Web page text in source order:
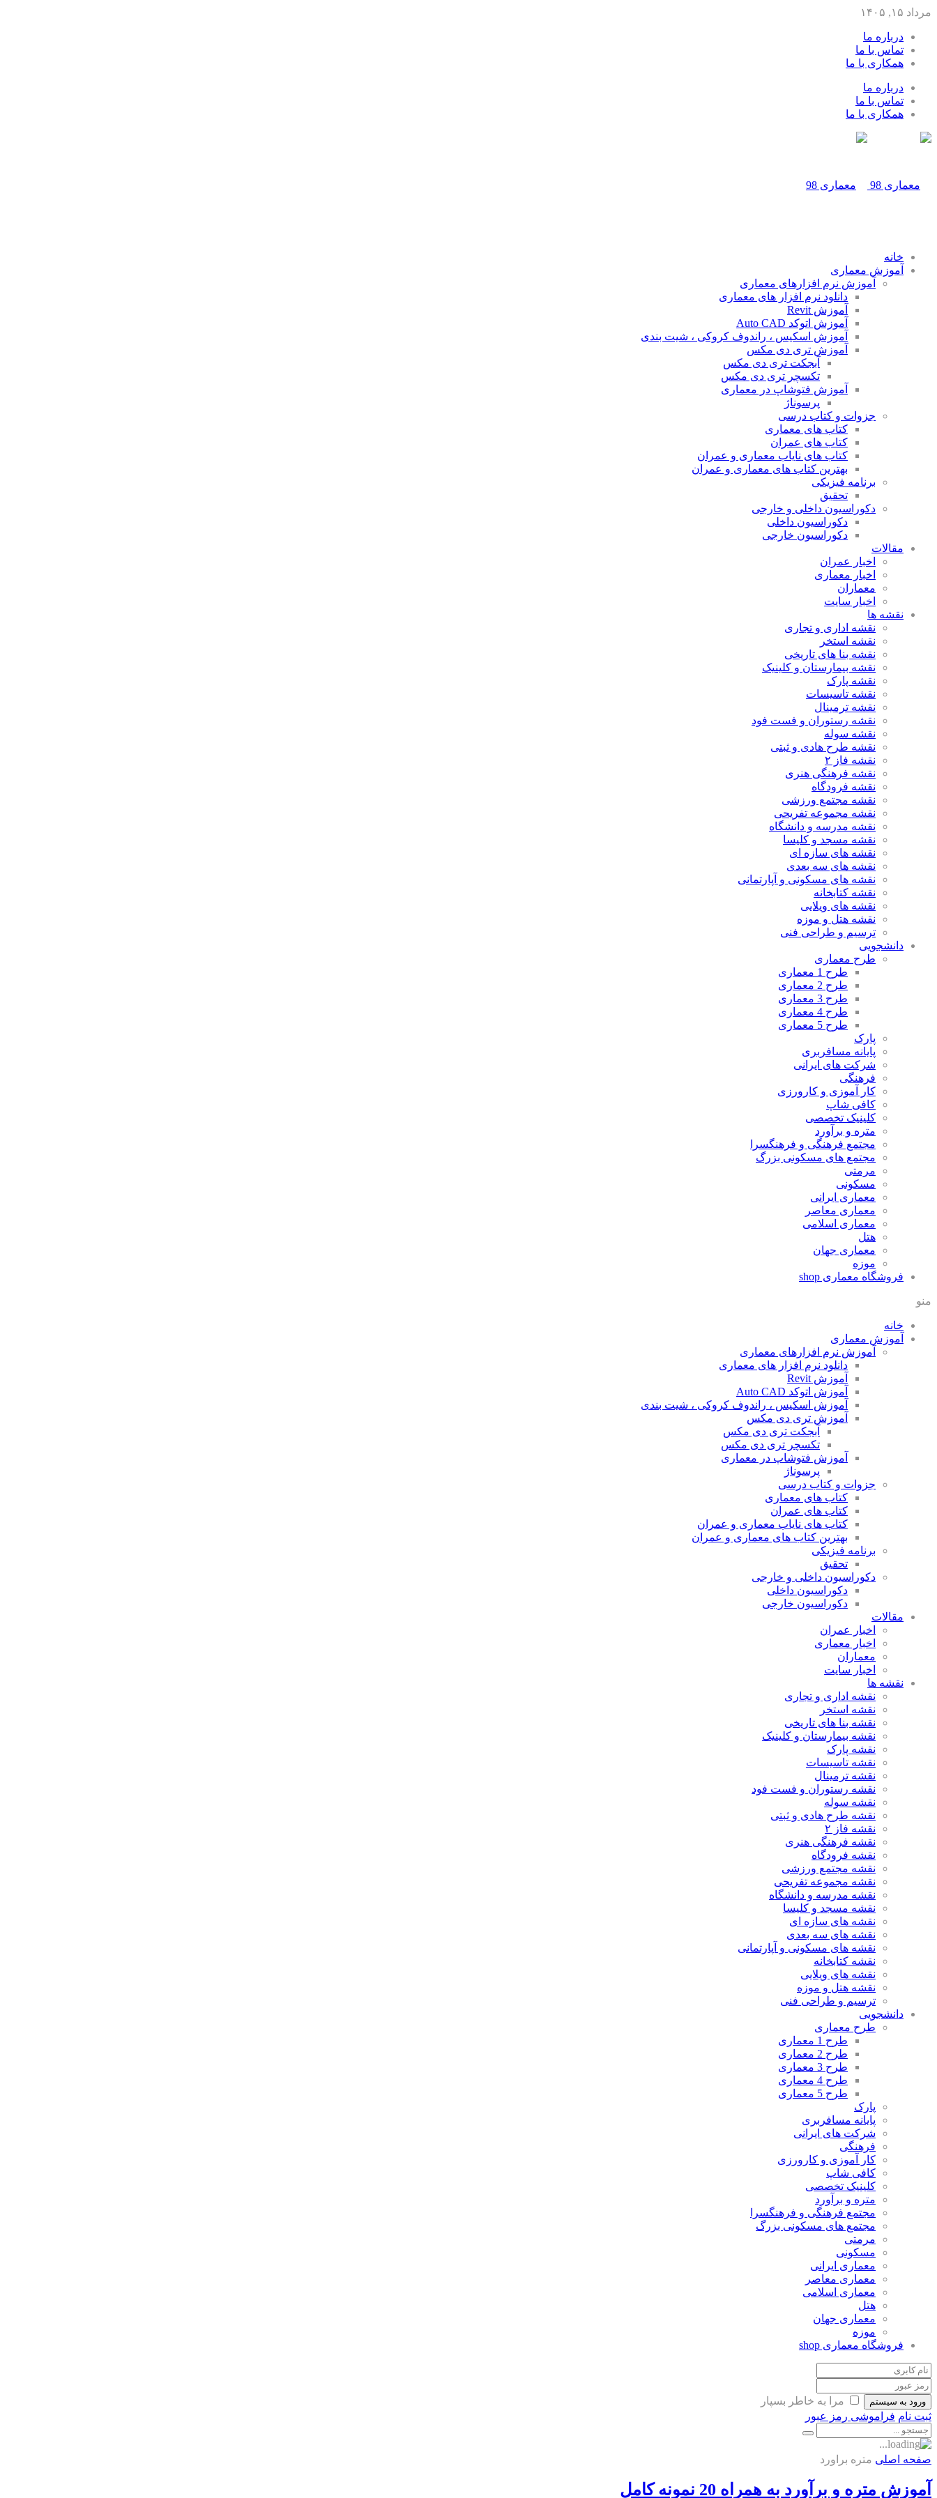
مرداد ۱۵, ۱۴۰۵
درباره ما
تماس با ما
همکاری با ما
درباره ما
تماس با ما
همکاری با ما
خانه
آموزش معماری
آموزش نرم افزارهای معماری
دانلود نرم افزار های معماری
آموزش Revit
آموزش اتوکد Auto CAD
آموزش اسکیس ، راندوف کروکی ، شیت بندی
آموزش تری دی مکس
آبجکت تری دی مکس
تکسچر تری دی مکس
آموزش فتوشاپ در معماری
پرسوناژ
جزوات و کتاب درسی
کتاب های معماری
کتاب های عمران
کتاب های نایاب معماری و عمران
بهترین کتاب های معماری و عمران
برنامه فیزیکی
تحقیق
دکوراسیون داخلی و خارجی
دکوراسیون داخلی
دکوراسیون خارجی
مقالات
اخبار عمران
اخبار معماری
معماران
اخبار سایت
نقشه ها
نقشه اداری و تجاری
نقشه استخر
نقشه بنا های تاریخی
نقشه بیمارستان و کلینیک
نقشه پارک
نقشه تاسیسات
نقشه ترمینال
نقشه رستوران و فست فود
نقشه سوله
نقشه طرح هادی و ثبتی
نقشه فاز ۲
نقشه فرهنگی هنری
نقشه فرودگاه
نقشه مجتمع ورزشی
نقشه مجموعه تفریحی
نقشه مدرسه و دانشگاه
نقشه مسجد و کلیسا
نقشه های سازه ای
نقشه های سه بعدی
نقشه های مسکونی و آپارتمانی
نقشه کتابخانه
نقشه های ویلایی
نقشه هتل و موزه
ترسیم و طراحی فنی
دانشجویی
طرح معماری
طرح 1 معماری
طرح 2 معماری
طرح 3 معماری
طرح 4 معماری
طرح 5 معماری
پارک
پایانه مسافربری
شرکت های ایرانی
فرهنگی
کار آموزی و کارورزی
کافی شاپ
کلینیک تخصصی
متره و برآورد
مجتمع فرهنگی و فرهنگسرا
مجتمع های مسکونی بزرگ
مرمتی
مسکونی
معماری ایرانی
معماری معاصر
معماری اسلامی
هتل
معماری جهان
موزه
فروشگاه معماری shop
منو
خانه
آموزش معماری
آموزش نرم افزارهای معماری
دانلود نرم افزار های معماری
آموزش Revit
آموزش اتوکد Auto CAD
آموزش اسکیس ، راندوف کروکی ، شیت بندی
آموزش تری دی مکس
آبجکت تری دی مکس
تکسچر تری دی مکس
آموزش فتوشاپ در معماری
پرسوناژ
جزوات و کتاب درسی
کتاب های معماری
کتاب های عمران
کتاب های نایاب معماری و عمران
بهترین کتاب های معماری و عمران
برنامه فیزیکی
تحقیق
دکوراسیون داخلی و خارجی
دکوراسیون داخلی
دکوراسیون خارجی
مقالات
اخبار عمران
اخبار معماری
معماران
اخبار سایت
نقشه ها
نقشه اداری و تجاری
نقشه استخر
نقشه بنا های تاریخی
نقشه بیمارستان و کلینیک
نقشه پارک
نقشه تاسیسات
نقشه ترمینال
نقشه رستوران و فست فود
نقشه سوله
نقشه طرح هادی و ثبتی
نقشه فاز ۲
نقشه فرهنگی هنری
نقشه فرودگاه
نقشه مجتمع ورزشی
نقشه مجموعه تفریحی
نقشه مدرسه و دانشگاه
نقشه مسجد و کلیسا
نقشه های سازه ای
نقشه های سه بعدی
نقشه های مسکونی و آپارتمانی
نقشه کتابخانه
نقشه های ویلایی
نقشه هتل و موزه
ترسیم و طراحی فنی
دانشجویی
طرح معماری
طرح 1 معماری
طرح 2 معماری
طرح 3 معماری
طرح 4 معماری
طرح 5 معماری
پارک
پایانه مسافربری
شرکت های ایرانی
فرهنگی
کار آموزی و کارورزی
کافی شاپ
کلینیک تخصصی
متره و برآورد
مجتمع فرهنگی و فرهنگسرا
مجتمع های مسکونی بزرگ
مرمتی
مسکونی
معماری ایرانی
معماری معاصر
معماری اسلامی
هتل
معماری جهان
موزه
فروشگاه معماری shop
ورود به سیستم
مرا به خاطر بسپار
ثبت نام فراموشی رمز عبور
صفحه اصلی متره براورد
آموزش متره و برآورد به همراه 20 نمونه کامل